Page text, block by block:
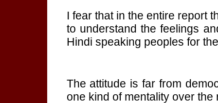
I fear that in the entire report
to understand the feelings
Hindi speaking peoples for
The attitude is far from
one kind of mentality over the